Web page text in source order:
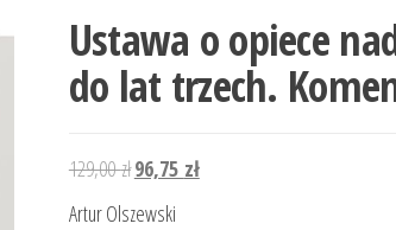
Ustawa o opiece
do lat trzech.
129,00złPierwotna
96,75 złAktualna
Artur Olszewski